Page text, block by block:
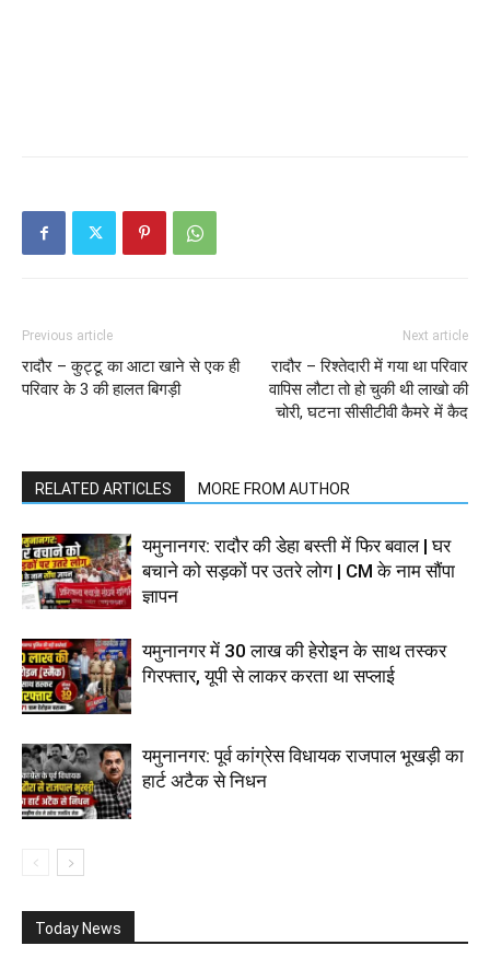
Previous article
रादौर – कुट्टू का आटा खाने से एक ही
परिवार के 3 की हालत बिगड़ी
Next article
रादौर – रिश्तेदारी में गया था परिवार
वापिस लौटा तो हो चुकी थी लाखो की
चोरी, घटना सीसीटीवी कैमरे में कैद
RELATED ARTICLES MORE FROM AUTHOR
यमुनानगर: रादौर की डेहा बस्ती में फिर बवाल | घर
बचाने को सड़कों पर उतरे लोग | CM के नाम सौंपा
ज्ञापन
यमुनानगर में 30 लाख की हेरोइन के साथ तस्कर
गिरफ्तार, यूपी से लाकर करता था सप्लाई
यमुनानगर: पूर्व कांग्रेस विधायक राजपाल भूखड़ी का
हार्ट अटैक से निधन
Today News